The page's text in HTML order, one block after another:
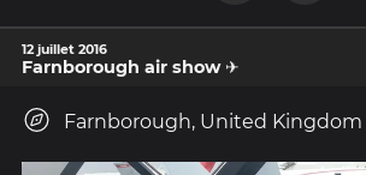
12 juillet 2016
Farnborough air show ✈
Farnborough, United Kingdom